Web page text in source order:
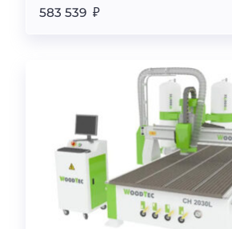
583 539 ₽